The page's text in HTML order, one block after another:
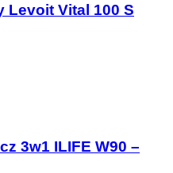
Levoit Vital 100 S
3w1 ILIFE W90 –